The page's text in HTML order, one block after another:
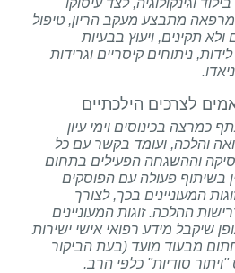
מתבצע מעקב הריון, טיפול
ולא תקינים, ויעוץ בבעיות
ניתוחים קיסריים וגרידות
לצרכים הילכתיים
כמרצה בכינוסים וימי עיון
והלכה, ועומד בקשר עם כל
וההשגחה הפעילים בתחום
בשיתוף פעולה עם הפוסקים
המעוניינים בכך, לצורך
ההלכה. זוגות המעוניינים
שיקבל מידע רפואי אישי ישירות
מבעוד מועד (בעת הביקור
סודיות" כלפי הרב.